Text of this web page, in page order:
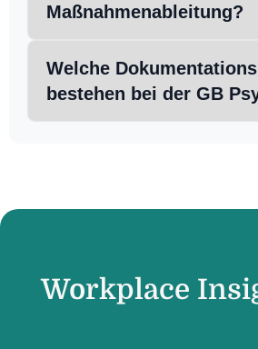
Maßnahmenableitung?
Welche
bestehen bei der GB
Workplace